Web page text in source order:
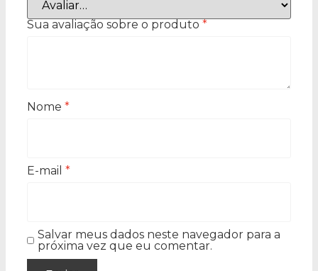
Sua avaliação sobre o produto *
Nome *
E-mail *
Salvar meus dados neste navegador para a
próxima vez que eu comentar.